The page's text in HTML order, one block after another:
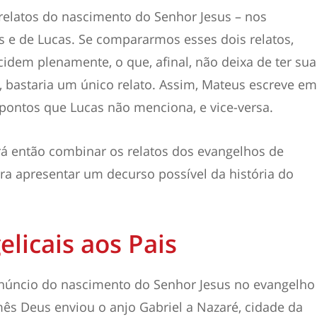
do nascimento do Senhor Jesus – nos
e de Lucas. Se compararmos esses dois relatos,
plenamente, o que, afinal, não deixa de ter sua
um único relato. Assim, Mateus escreve em
que Lucas não menciona, e vice-versa.
então combinar os relatos dos evangelhos de
apresentar um decurso possível da história do
aos Pais
do nascimento do Senhor Jesus no evangelho
Deus enviou o anjo Gabriel a Nazaré, cidade da